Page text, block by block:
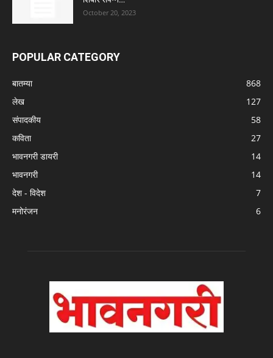
October 20, 2023
POPULAR CATEGORY
बातम्या
868
लेख
127
संपादकीय
58
कविता
27
भावनगरी डायरी
14
भावनगरी
14
देश - विदेश
7
मनोरंजन
6